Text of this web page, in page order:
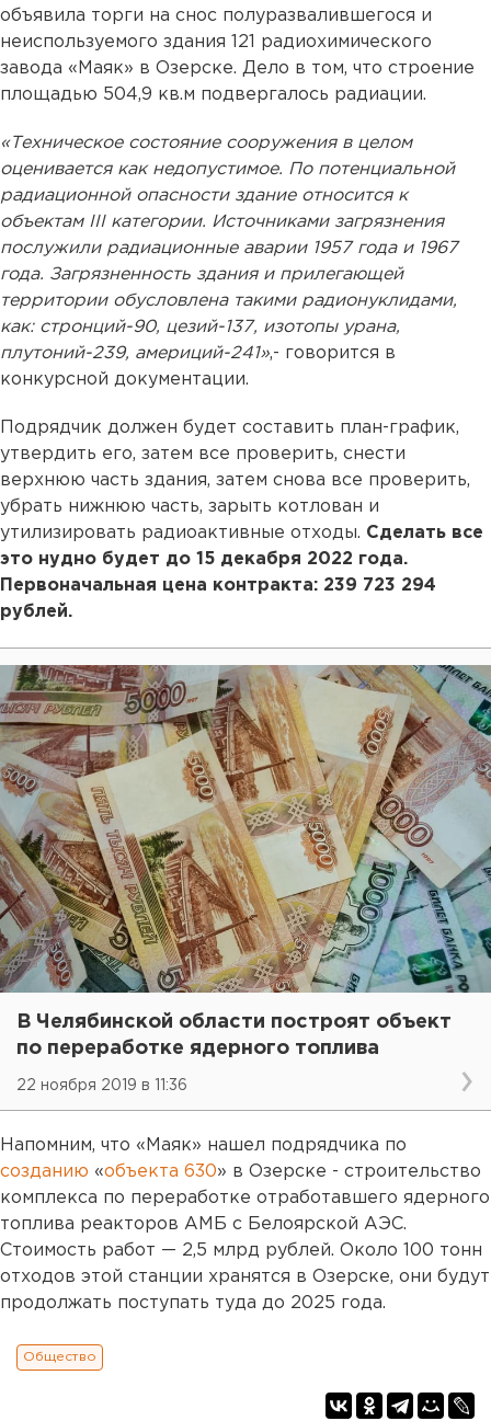
объявила торги на снос полуразвалившегося и
неиспользуемого здания 121 радиохимического
завода «Маяк» в Озерске. Дело в том, что строение
площадью 504,9 кв.м подвергалось радиации.
«Техническое состояние сооружения в целом
оценивается как недопустимое. По потенциальной
радиационной опасности здание относится к
объектам III категории. Источниками загрязнения
послужили радиационные аварии 1957 года и 1967
года. Загрязненность здания и прилегающей
территории обусловлена такими радионуклидами,
как: стронций-90, цезий-137, изотопы урана,
плутоний-239, америций-241»,- говорится в
конкурсной документации.
Подрядчик должен будет составить план-график,
утвердить его, затем все проверить, снести
верхнюю часть здания, затем снова все проверить,
убрать нижнюю часть, зарыть котлован и
утилизировать радиоактивные отходы. Сделать все
это нудно будет до 15 декабря 2022 года.
Первоначальная цена контракта: 239 723 294
рублей.
В Челябинской области построят объект
по переработке ядерного топлива
22 ноября 2019 в 11:36
Напомним, что «Маяк» нашел подрядчика по
созданию «объекта 630» в Озерске - строительство
комплекса по переработке отработавшего ядерного
топлива реакторов АМБ с Белоярской АЭС.
Стоимость работ — 2,5 млрд рублей. Около 100 тонн
отходов этой станции хранятся в Озерске, они будут
продолжать поступать туда до 2025 года.
Общество